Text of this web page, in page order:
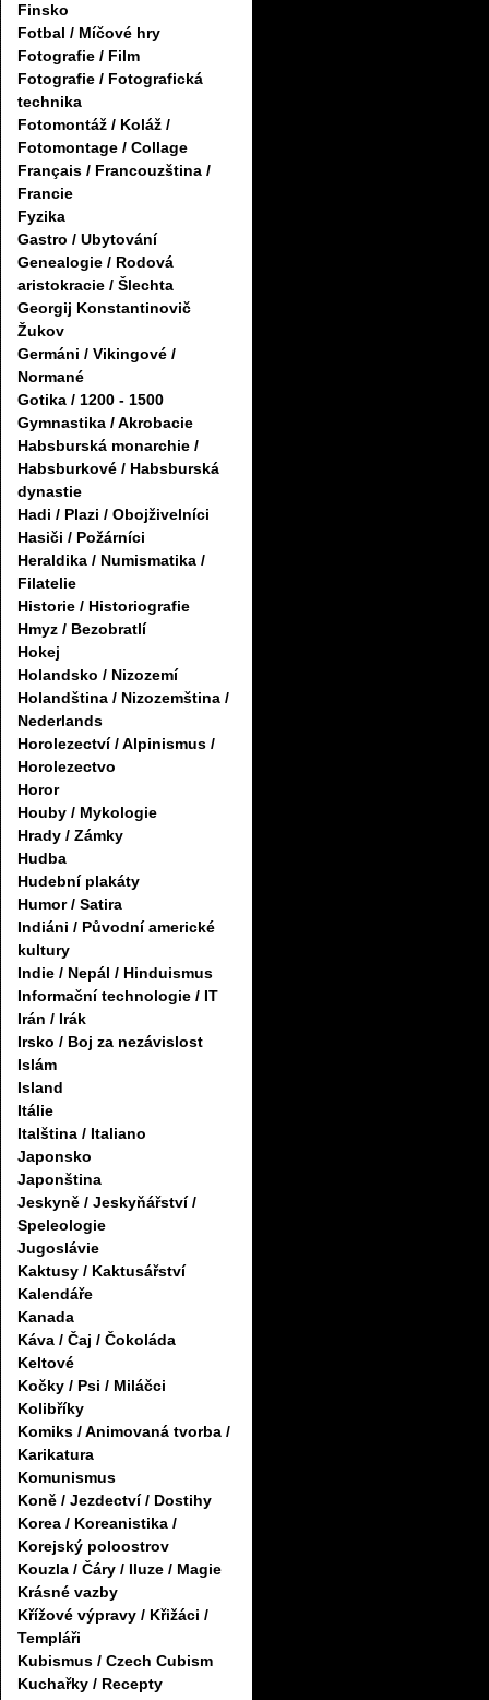
Finsko
Fotbal / Míčové hry
Fotografie / Film
Fotografie / Fotografická
technika
Fotomontáž / Koláž /
Fotomontage / Collage
Français / Francouzština /
Francie
Fyzika
Gastro / Ubytování
Genealogie / Rodová
aristokracie / Šlechta
Georgij Konstantinovič
Žukov
Germáni / Vikingové /
Normané
Gotika / 1200 - 1500
Gymnastika / Akrobacie
Habsburská monarchie /
Habsburkové / Habsburská
dynastie
Hadi / Plazi / Obojživelníci
Hasiči / Požárníci
Heraldika / Numismatika /
Filatelie
Historie / Historiografie
Hmyz / Bezobratlí
Hokej
Holandsko / Nizozemí
Holandština / Nizozemština /
Nederlands
Horolezectví / Alpinismus /
Horolezectvo
Horor
Houby / Mykologie
Hrady / Zámky
Hudba
Hudební plakáty
Humor / Satira
Indiáni / Původní americké
kultury
Indie / Nepál / Hinduismus
Informační technologie / IT
Irán / Irák
Irsko / Boj za nezávislost
Islám
Island
Itálie
Italština / Italiano
Japonsko
Japonština
Jeskyně / Jeskyňářství /
Speleologie
Jugoslávie
Kaktusy / Kaktusářství
Kalendáře
Kanada
Káva / Čaj / Čokoláda
Keltové
Kočky / Psi / Miláčci
Kolibříky
Komiks / Animovaná tvorba /
Karikatura
Komunismus
Koně / Jezdectví / Dostihy
Korea / Koreanistika /
Korejský poloostrov
Kouzla / Čáry / Iluze / Magie
Krásné vazby
Křížové výpravy / Křižáci /
Templáři
Kubismus / Czech Cubism
Kuchařky / Recepty